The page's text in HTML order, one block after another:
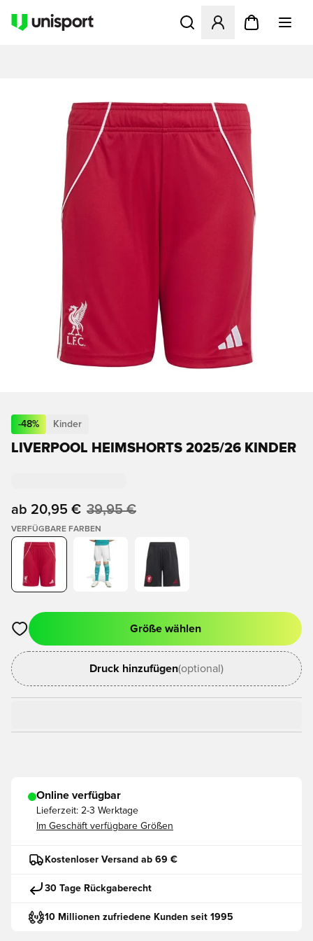
Öffnet ein neues Fenster
-48% Kinder
LIVERPOOL HEIMSHORTS 2025/26 KINDER
ab 20,95 € 39,95 €
VERFÜGBARE FARBEN
Öffnet ein neues Fenster zum Anmelden oder Registrieren
Größe wählen
Druck hinzufügen(optional)
Online verfügbar
Lieferzeit: 2-3 Werktage
Im Geschäft verfügbare Größen
Kostenloser Versand ab 69 €
30 Tage Rückgaberecht
10 Millionen zufriedene Kunden seit 1995